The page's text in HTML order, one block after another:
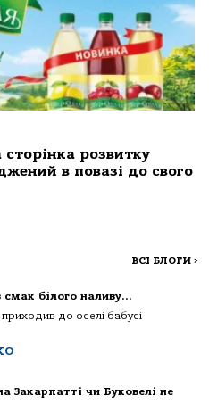
розвитку
в повазі до свого
ВСІ БЛОГИ >
білого наливу…
до оселі бабусі
Закарпатті чи Буковелі не